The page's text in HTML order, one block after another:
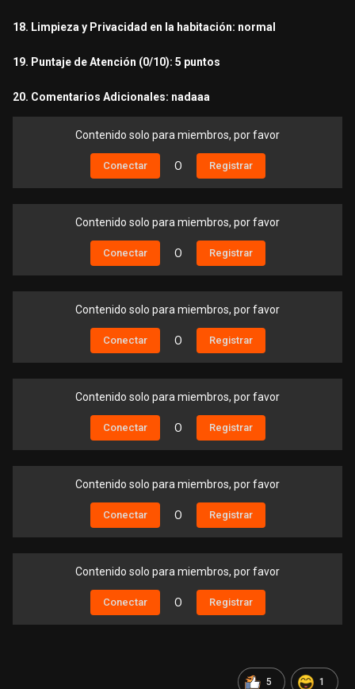
18. Limpieza y Privacidad en la habitación: normal
19. Puntaje de Atención (0/10): 5 puntos
20. Comentarios Adicionales: nadaaa
Contenido solo para miembros, por favor
Conectar O Registrar
Contenido solo para miembros, por favor
Conectar O Registrar
Contenido solo para miembros, por favor
Conectar O Registrar
Contenido solo para miembros, por favor
Conectar O Registrar
Contenido solo para miembros, por favor
Conectar O Registrar
Contenido solo para miembros, por favor
Conectar O Registrar
5 1